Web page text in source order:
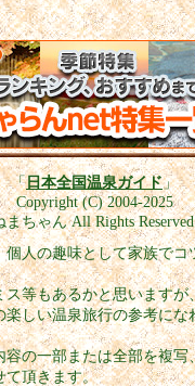
「日本全国温泉ガイド」
Copyright (C) 2004-2025
まちゃん All Rights
個人の趣味として家族でコ
ス等もあるかと思いますが
楽しい温泉旅行の参考にな
容の一部または全部を複写
て頂きます。